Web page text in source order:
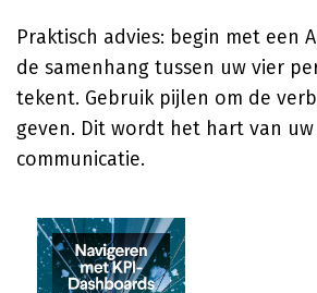
Praktisch advies: begin met een
de samenhang tussen uw vier
tekent. Gebruik pijlen om de
geven. Dit wordt het hart van uw
communicatie.